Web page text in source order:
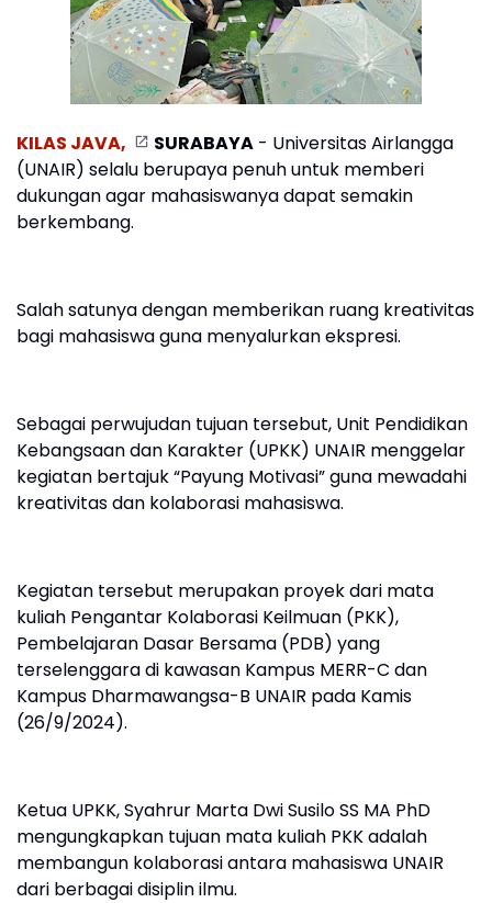
KILAS JAVA, SURABAYA - Universitas Airlangga
(UNAIR) selalu berupaya penuh untuk memberi
dukungan agar mahasiswanya dapat semakin
berkembang.
Salah satunya dengan memberikan ruang kreativitas
bagi mahasiswa guna menyalurkan ekspresi.
Sebagai perwujudan tujuan tersebut, Unit Pendidikan
Kebangsaan dan Karakter (UPKK) UNAIR menggelar
kegiatan bertajuk “Payung Motivasi” guna mewadahi
kreativitas dan kolaborasi mahasiswa.
Kegiatan tersebut merupakan proyek dari mata
kuliah Pengantar Kolaborasi Keilmuan (PKK),
Pembelajaran Dasar Bersama (PDB) yang
terselenggara di kawasan Kampus MERR-C dan
Kampus Dharmawangsa-B UNAIR pada Kamis
(26/9/2024).
Ketua UPKK, Syahrur Marta Dwi Susilo SS MA PhD
mengungkapkan tujuan mata kuliah PKK adalah
membangun kolaborasi antara mahasiswa UNAIR
dari berbagai disiplin ilmu.